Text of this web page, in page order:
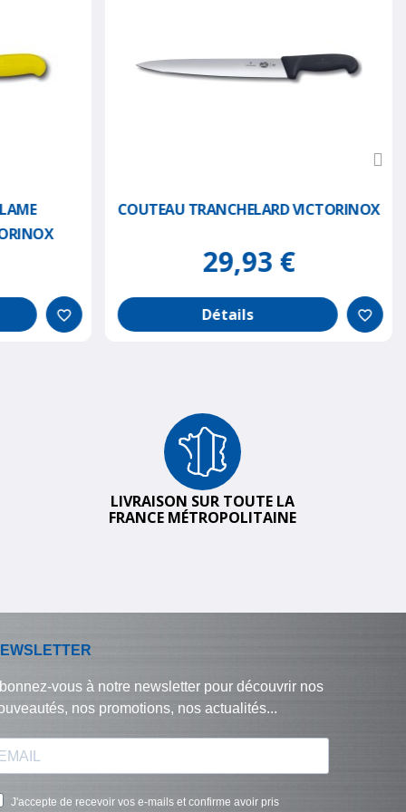
favorite_border
COUTEAU TRANCHELARD VICTORINOX
29,93 €
Détails favorite_border
LIVRAISON SUR TOUTE LA
FRANCE MÉTROPOLITAINE